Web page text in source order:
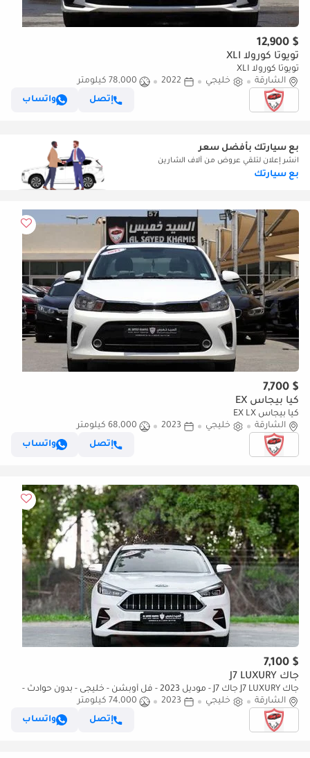
$ 12,900
تويوتا كورولا XLI
تويوتا كورولا XLI
الشارقة
خليجي 2022
78,000 كيلومتر
إتصل
واتساب
بع سيارتك بأفضل سعر
انشر إعلان لتلقي عروض من آلاف الشارين
بع سيارتك
$ 7,700
كيا بيجاس EX
كيا بيجاس EX LX
الشارقة
خليجي 2023
68,000 كيلومتر
إتصل
واتساب
$ 7,100
جاك J7 LUXURY
جاك J7 LUXURY جاك J7 - موديل 2023 - فل أوبشن - خليجى - بدون حوادث -
محرك 1.5 - بحاله ممتازه من الداخل والخاالشارقة خليجي 2023
74,000 كيلومتر
إتصل
واتساب